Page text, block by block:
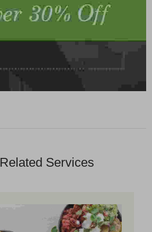
Related Services